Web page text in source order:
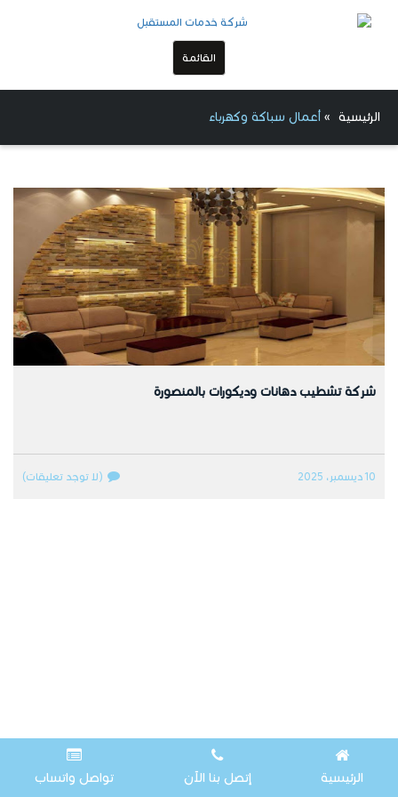
القائمة
الرئيسية » أعمال سباكة وكهرباء
شركة تشطيب دهانات وديكورات بالمنصورة
10 ديسمبر، 2025 (لا توجد تعليقات)
الرئيسية إتصل بنا الآن تواصل واتساب